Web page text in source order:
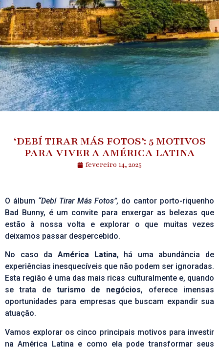
‘DEBÍ TIRAR MÁS FOTOS’: 5 MOTIVOS
PARA VIVER A AMÉRICA LATINA
fevereiro 14, 2025
O álbum “Debí Tirar Más Fotos”, do cantor porto-riquenho
Bad Bunny, é um convite para enxergar as belezas que
estão à nossa volta e explorar o que muitas vezes
deixamos passar despercebido.
No caso da América Latina, há uma abundância de
experiências inesquecíveis que não podem ser ignoradas.
Esta região é uma das mais ricas culturalmente e, quando
se trata de turismo de negócios, oferece imensas
oportunidades para empresas que buscam expandir sua
atuação.
Vamos explorar os cinco principais motivos para investir
na América Latina e como ela pode transformar seus